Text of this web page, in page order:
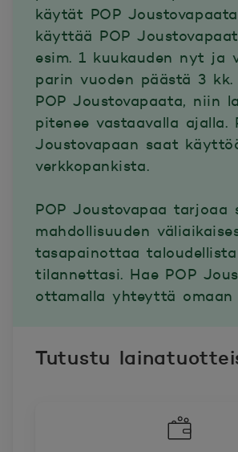
käytät POP
käyttää POP
esim. 1 kuukauden nyt ja
parin vuoden päästä 3
POP Joustovapaata, niin
pitenee vastaavalla ajalla.
Joustovapaan saat
verkkopankista.
POP Joustovapaa tarjoaa
mahdollisuuden
tasapainottaa taloudellista
tilannettasi. Hae POP
ottamalla yhteyttä omaan
Tutustu